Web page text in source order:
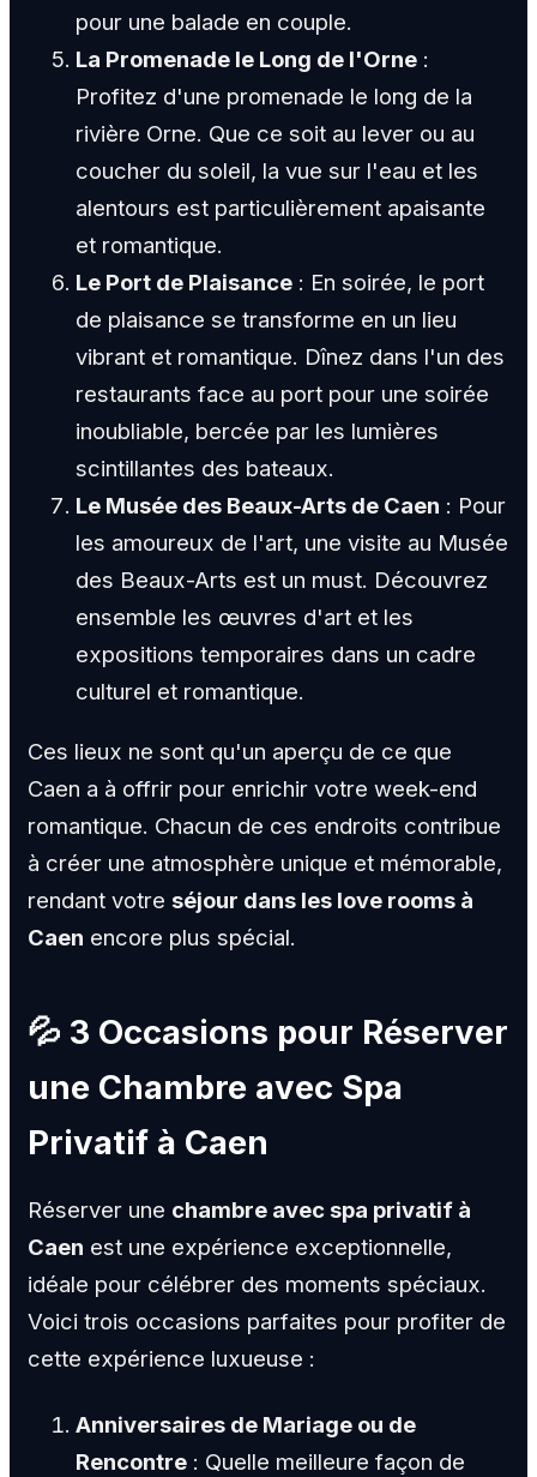
pour une balade en couple.
La Promenade le Long de l'Orne :
Profitez d'une promenade le long de la
rivière Orne. Que ce soit au lever ou au
coucher du soleil, la vue sur l'eau et les
alentours est particulièrement apaisante
et romantique.
Le Port de Plaisance : En soirée, le port
de plaisance se transforme en un lieu
vibrant et romantique. Dînez dans l'un des
restaurants face au port pour une soirée
inoubliable, bercée par les lumières
scintillantes des bateaux.
Le Musée des Beaux-Arts de Caen : Pour
les amoureux de l'art, une visite au Musée
des Beaux-Arts est un must. Découvrez
ensemble les œuvres d'art et les
expositions temporaires dans un cadre
culturel et romantique.
Ces lieux ne sont qu'un aperçu de ce que
Caen a à offrir pour enrichir votre week-end
romantique. Chacun de ces endroits contribue
à créer une atmosphère unique et mémorable,
rendant votre séjour dans les love rooms à
Caen encore plus spécial.
💦 3 Occasions pour Réserver
une Chambre avec Spa
Privatif à Caen
Réserver une chambre avec spa privatif à
Caen est une expérience exceptionnelle,
idéale pour célébrer des moments spéciaux.
Voici trois occasions parfaites pour profiter de
cette expérience luxueuse :
Anniversaires de Mariage ou de
Rencontre : Quelle meilleure façon de